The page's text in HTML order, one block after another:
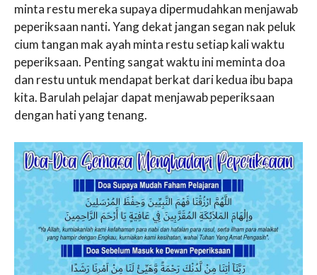
minta restu mereka supaya dipermudahkan menjawab
peperiksaan nanti.Yang dekat jangan segan nak peluk
cium tangan mak ayah minta restu setiap kali waktu
peperiksaan. Penting sangat waktu ini meminta doa
dan restu untuk mendapat berkat dari kedua ibu bapa
kita. Barulah pelajar dapat menjawab peperiksaan
dengan hati yang tenang.